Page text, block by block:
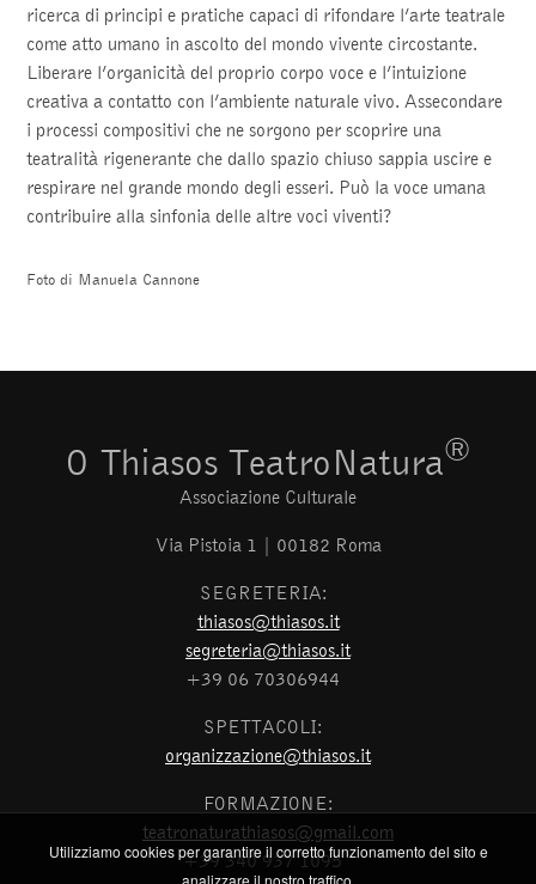
ricerca di principi e pratiche capaci di rifondare l’arte teatrale
come atto umano in ascolto del mondo vivente circostante.
Liberare l’organicità del proprio corpo voce e l’intuizione
creativa a contatto con l’ambiente naturale vivo. Assecondare
i processi compositivi che ne sorgono per scoprire una
teatralità rigenerante che dallo spazio chiuso sappia uscire e
respirare nel grande mondo degli esseri. Può la voce umana
contribuire alla sinfonia delle altre voci viventi?
Foto di Manuela Cannone
O Thiasos TeatroNatura®
Associazione Culturale
Via Pistoia 1 | 00182 Roma
SEGRETERIA:
thiasos@thiasos.it
segreteria@thiasos.it
+39 06 70306944
SPETTACOLI:
organizzazione@thiasos.it
FORMAZIONE:
teatronaturathiasos@gmail.com
+39 340 937 1095
Utilizziamo cookies per garantire il corretto funzionamento del sito e
analizzare il nostro traffico.